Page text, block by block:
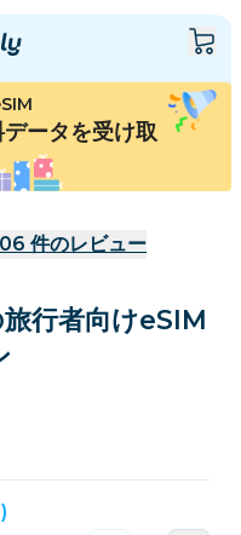
ータを受け取
件のレビュー
行者向けeSIM